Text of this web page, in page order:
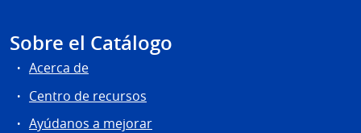
Sobre el Catálogo
Acerca de
Centro de recursos
Ayúdanos a mejorar